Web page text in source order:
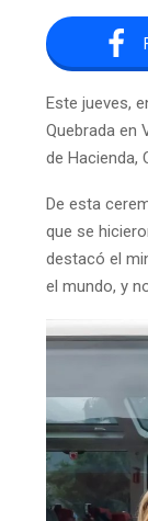
Este jueves,
Quebrada en
de Hacienda,
De esta
que se
destacó el
el mundo, y